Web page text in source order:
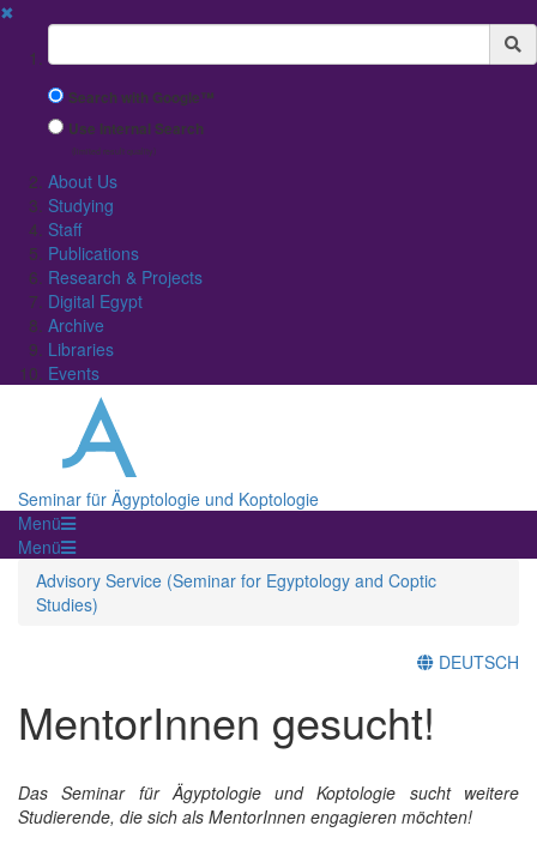
✖
Suchbegriff
Search with Google™
Use Internal Search
(limited result quality)
About Us
Studying
Staff
Publications
Research & Projects
Digital Egypt
Archive
Libraries
Events
Seminar für Ägyptologie und Koptologie
Menü
Menü
Advisory Service (Seminar for Egyptology and Coptic
Studies)
DEUTSCH
MentorInnen gesucht!
Das Seminar für Ägyptologie und Koptologie sucht weitere
Studierende, die sich als MentorInnen engagieren möchten!